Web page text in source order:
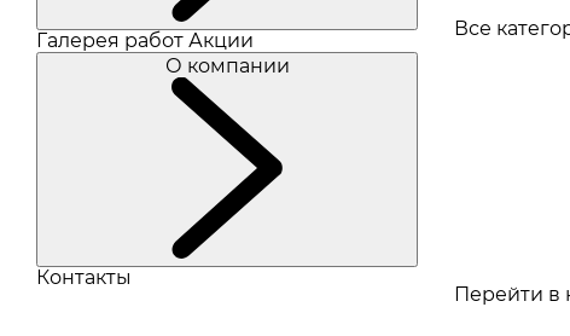
Галерея работ Акции
О компании
Контакты
Все
Перейти в